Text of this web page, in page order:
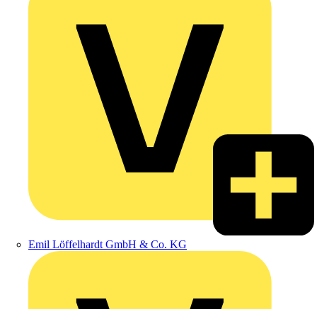
Emil Löffelhardt GmbH & Co. KG